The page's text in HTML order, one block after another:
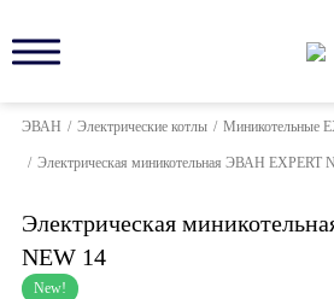
ЭВАН / Электрические котлы / Миникотельные
/ Электрическая миникотельная ЭВАН EXPERT
Электрическая
NEW 14
New!